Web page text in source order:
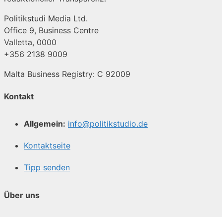
Politikstudi Media Ltd.
Office 9, Business Centre
Valletta, 0000
+356 2138 9009
Malta Business Registry: C 92009
Kontakt
Allgemein: info@politikstudio.de
Kontaktseite
Tipp senden
Über uns